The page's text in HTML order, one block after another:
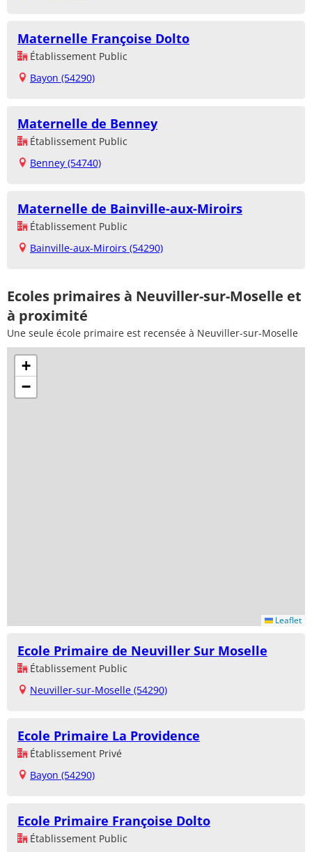
Maternelle Françoise Dolto
Établissement Public
Bayon (54290)
Maternelle de Benney
Établissement Public
Benney (54740)
Maternelle de Bainville-aux-Miroirs
Établissement Public
Bainville-aux-Miroirs (54290)
Ecoles primaires à Neuviller-sur-Moselle et
à proximité
Une seule école primaire est recensée à Neuviller-sur-Moselle
+
−
Leaflet
Ecole Primaire de Neuviller Sur Moselle
Établissement Public
Neuviller-sur-Moselle (54290)
Ecole Primaire La Providence
Établissement Privé
Bayon (54290)
Ecole Primaire Françoise Dolto
Établissement Public